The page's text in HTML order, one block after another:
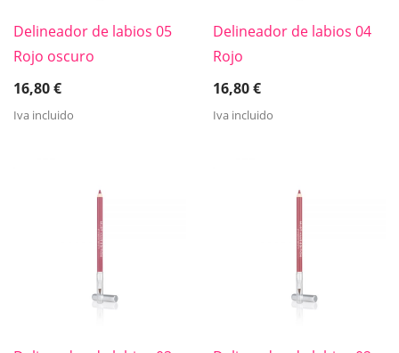
Delineador de labios 05
Rojo oscuro
16,80€
Iva incluido
Delineador de labios 04
Rojo
16,80€
Iva incluido